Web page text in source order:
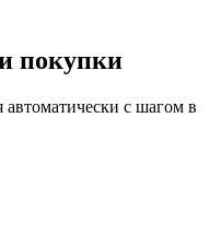
покупки
с шагом в